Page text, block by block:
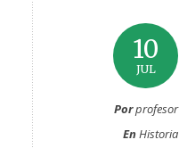
10
JUL
Porprofesor
EnHistoria